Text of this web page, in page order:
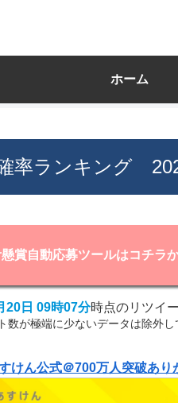
ホーム
率ランキング
賞自動応募ツールはコチラ
20日 09時07分時点のリツイ
数が極端に少ないデータは除外し
けん公式＠700万人突破あり